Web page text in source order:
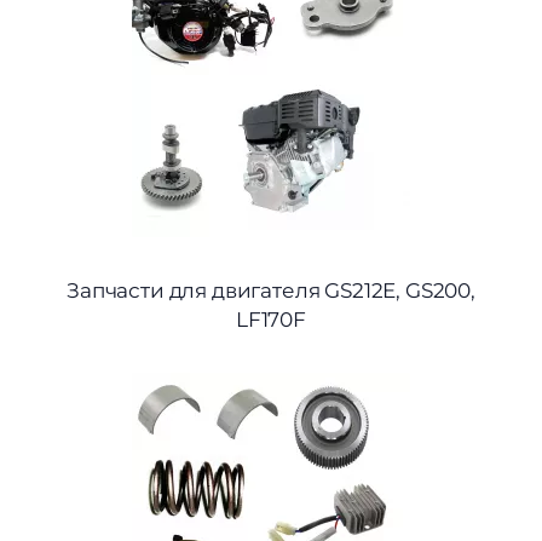
Запчасти для двигателя GS212E, GS200,
LF170F